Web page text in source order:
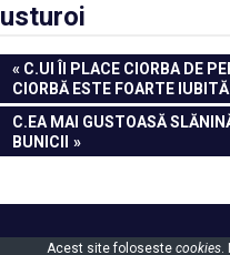
usturoi
Navigare
în
articole
PREVIOUS
POST:
C.UI ÎI PLACE CIORBA DE
CIORBĂ ESTE FOARTE
NEXT
POST:
C.EA MAI GUSTOASĂ
BUNICII
Powered by WordPressand
Acest site foloseste cookies.